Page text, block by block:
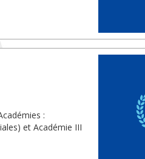
:
et Académie III